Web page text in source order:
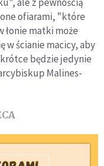
one ofiarami, "które
łonie matki może
w ścianie macicy, aby
będzie jedynie
Malines-